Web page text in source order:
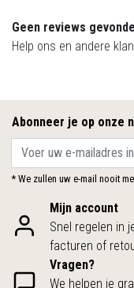
Geen reviews
Help ons en andere
Abonneer je op onze
* We zullen uw e-mail nooit
Mijn account
Snel regelen in
facturen of
Vragen?
We helpen je